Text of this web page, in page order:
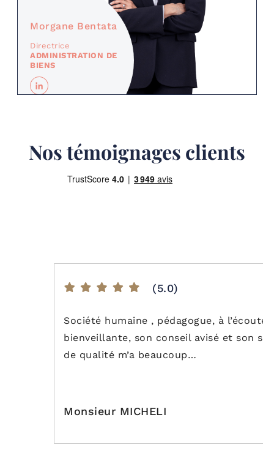
Morgane Bentata
Directrice
ADMINISTRATION DE
BIENS
Nos témoignages clients
(5.0)
Société humaine , pédagogue, à l’écoute
bienveillante, son conseil avisé et son
de qualité m’a beaucoup…
Monsieur MICHELI